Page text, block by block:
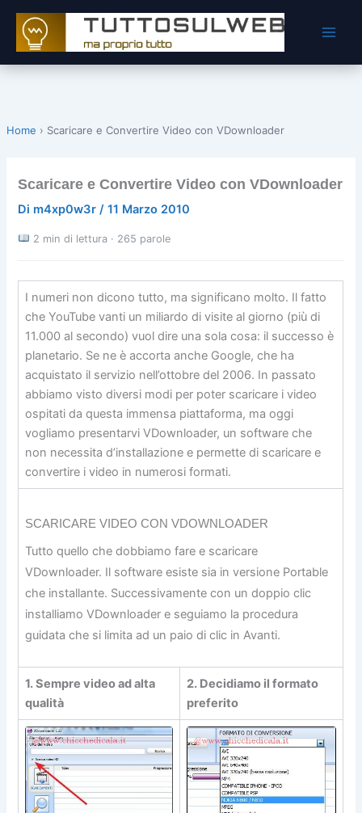
contenuto
Home › Scaricare e Convertire Video con VDownloader
Scaricare e Convertire Video con VDownloader
Di m4xp0w3r/11 Marzo 2010
2 min di lettura · 265 parole
I numeri non dicono tutto, ma significano molto. Il fatto
che YouTube vanti un miliardo di visite al giorno (più di
11.000 al secondo) vuol dire una sola cosa: il successo è
planetario. Se ne è accorta anche Google, che ha
acquistato il servizio nell’ottobre del 2006. In passato
abbiamo visto diversi modi per poter scaricare i video
ospitati da questa immensa piattaforma, ma oggi
vogliamo presentarvi VDownloader, un software che
non necessita d’installazione e permette di scaricare e
convertire i video in numerosi formati.
SCARICARE VIDEO CON VDOWNLOADER
Tutto quello che dobbiamo fare e scaricare
VDownloader. Il software esiste sia in versione Portable
che installante. Successivamente con un doppio clic
installiamo VDownloader e seguiamo la procedura
guidata che si limita ad un paio di clic in Avanti.
1. Sempre video ad alta
qualità
2. Decidiamo il formato
preferito